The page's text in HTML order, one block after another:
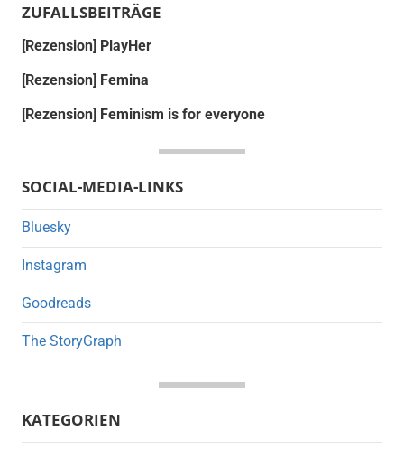
ZUFALLSBEITRÄGE
[Rezension] PlayHer
[Rezension] Femina
[Rezension] Feminism is for everyone
SOCIAL-MEDIA-LINKS
Bluesky
Instagram
Goodreads
The StoryGraph
KATEGORIEN